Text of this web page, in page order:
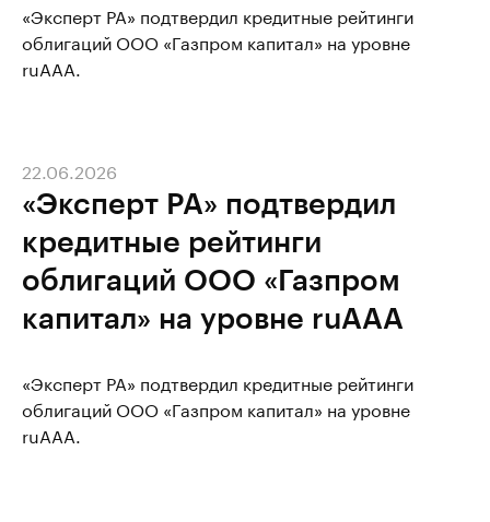
«Эксперт РА» подтвердил кредитные рейтинги
облигаций ООО «Газпром капитал» на уровне
ruAAA.
«Эксперт РА» подтвердил
кредитные рейтинги
облигаций ООО «Газпром
капитал» на уровне ruAAA
22.06.2026
«Эксперт РА» подтвердил кредитные рейтинги
облигаций ООО «Газпром капитал» на уровне
ruAAA.